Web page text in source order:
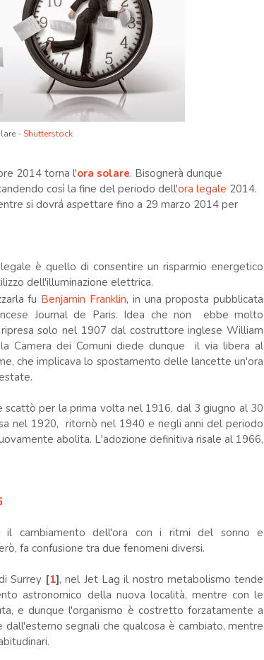
-Shutterstock
2014 torna l'ora solare. Bisognerà dunque
così la fine del periodo dell'ora legale 2014.
si dovrá aspettare fino a 29 marzo 2014 per
è quello di consentire un risparmio energetico
dell'illuminazione elettrica.
fu Benjamin Franklin, in una proposta pubblicata
Journal de Paris. Idea che non ebbe molto
solo nel 1907 dal costruttore inglese William
Camera dei Comuni diede dunque il via libera al
che implicava lo spostamento delle lancette un'ora
scattò per la prima volta nel 1916, dal 3 giugno al 30
nel 1920, ritornò nel 1940 e negli anni del periodo
abolita. L'adozione definitiva risale al 1966,
il cambiamento dell'ora con i ritmi del sonno e
fa confusione tra due fenomeni diversi.
Surrey [1], nel Jet Lag il nostro metabolismo tende
astronomico della nuova località, mentre con le
e dunque l'organismo è costretto forzatamente a
segnali che qualcosa è cambiato, mentre